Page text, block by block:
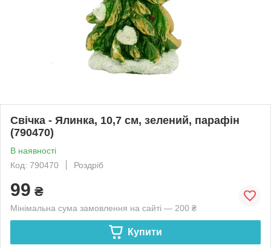
Свічка - Ялинка, 10,7 см, зелений, парафін
(790470)
В наявності
Код: 790470
Роздріб
99 ₴
Мінімальна сума замовлення на сайті — 200 ₴
Купити